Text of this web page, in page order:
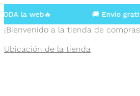
la web🔥 🚚 Envío gratis a
¡Bienvenido a la tienda de
Ubicación de la tienda